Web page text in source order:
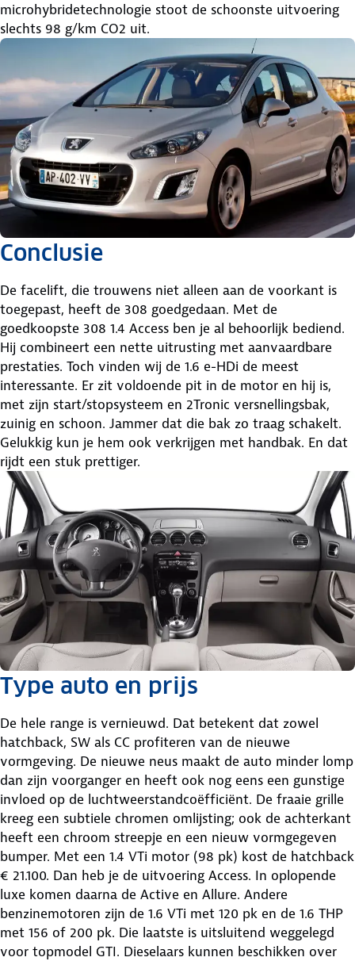
microhybridetechnologie stoot de schoonste uitvoering
slechts 98 g/km CO2 uit.
Conclusie
De facelift, die trouwens niet alleen aan de voorkant is
toegepast, heeft de 308 goedgedaan. Met de
goedkoopste 308 1.4 Access ben je al behoorlijk bediend.
Hij combineert een nette uitrusting met aanvaardbare
prestaties. Toch vinden wij de 1.6 e-HDi de meest
interessante. Er zit voldoende pit in de motor en hij is,
met zijn start/stopsysteem en 2Tronic versnellingsbak,
zuinig en schoon. Jammer dat die bak zo traag schakelt.
Gelukkig kun je hem ook verkrijgen met handbak. En dat
rijdt een stuk prettiger.
Type auto en prijs
De hele range is vernieuwd. Dat betekent dat zowel
hatchback, SW als CC profiteren van de nieuwe
vormgeving. De nieuwe neus maakt de auto minder lomp
dan zijn voorganger en heeft ook nog eens een gunstige
invloed op de luchtweerstandcoëfficiënt. De fraaie grille
kreeg een subtiele chromen omlijsting; ook de achterkant
heeft een chroom streepje en een nieuw vormgegeven
bumper. Met een 1.4 VTi motor (98 pk) kost de hatchback
€ 21.100. Dan heb je de uitvoering Access. In oplopende
luxe komen daarna de Active en Allure. Andere
benzinemotoren zijn de 1.6 VTi met 120 pk en de 1.6 THP
met 156 of 200 pk. Die laatste is uitsluitend weggelegd
voor topmodel GTI. Dieselaars kunnen beschikken over